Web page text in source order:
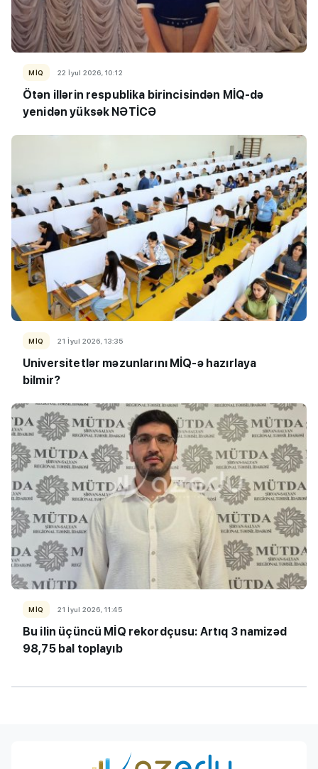
MİQ 22 İyul 2026, 10:12
Ötən illərin respublika birincisindən MİQ-də
yenidən yüksək NƏTİCƏ
MİQ 21 İyul 2026, 13:35
Universitetlər məzunlarını MİQ-ə hazırlaya
bilmir?
MİQ 21 İyul 2026, 11:45
Bu ilin üçüncü MİQ rekordçusu: Artıq 3 namizəd
98,75 bal toplayıb